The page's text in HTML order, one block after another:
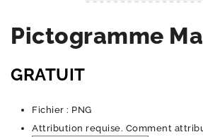
Pictogramme
GRATUIT
Fichier : PNG
Attribution requise. Comment